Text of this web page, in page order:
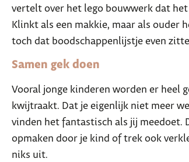
vertelt over het lego bouwwerk dat
Klinkt als een makkie, maar als ouder
toch dat boodschappenlijstje even
Samen gek doen
Vooral jonge kinderen worden er heel
kwijtraakt. Dat je eigenlijk niet meer
vinden het fantastisch als jij meedoet.
opmaken door je kind of trek ook
niks uit.